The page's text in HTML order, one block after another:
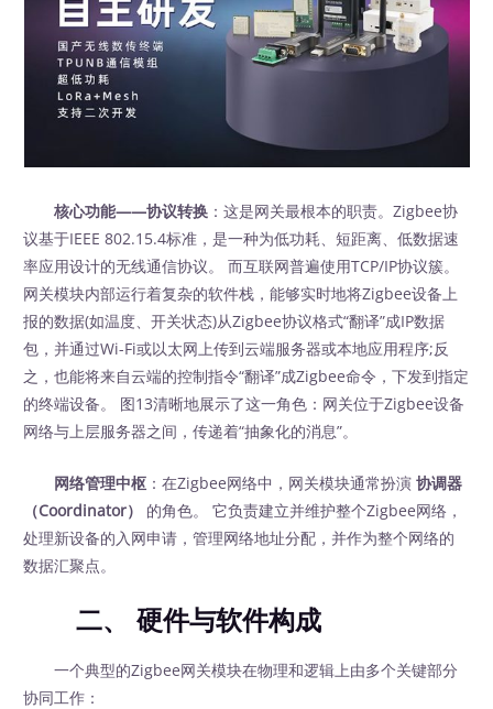
核心功能——协议转换 ：这是网关最根本的职责。Zigbee协
议基于IEEE 802.15.4标准，是一种为低功耗、短距离、低数据速
率应用设计的无线通信协议。 而互联网普遍使用TCP/IP协议簇。
网关模块内部运行着复杂的软件栈，能够实时地将Zigbee设备上
报的数据(如温度、开关状态)从Zigbee协议格式“翻译”成IP数据
包，并通过Wi-Fi或以太网上传到云端服务器或本地应用程序;反
之，也能将来自云端的控制指令“翻译”成Zigbee命令，下发到指定
的终端设备。 图13清晰地展示了这一角色：网关位于Zigbee设备
网络与上层服务器之间，传递着“抽象化的消息”。
网络管理中枢 ：在Zigbee网络中，网关模块通常扮演协调器
（Coordinator）
‍ 的角色。 它负责建立并维护整个Zigbee网络，
处理新设备的入网申请，管理网络地址分配，并作为整个网络的
数据汇聚点。
二、 硬件与软件构成
一个典型的Zigbee网关模块在物理和逻辑上由多个关键部分
协同工作：